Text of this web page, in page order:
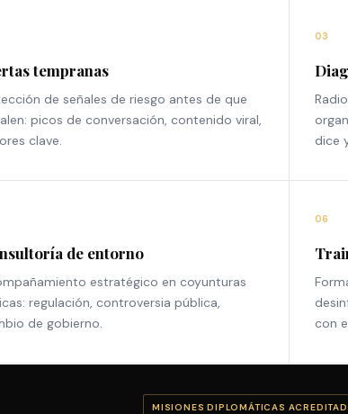
tempranas
de señales de riesgo antes de que
picos de conversación, contenido viral,
clave.
03
dice
de entorno
estratégico en coyunturas
regulación, controversia pública,
de gobierno.
06
con
MISIONES DIPLOMÁTICAS